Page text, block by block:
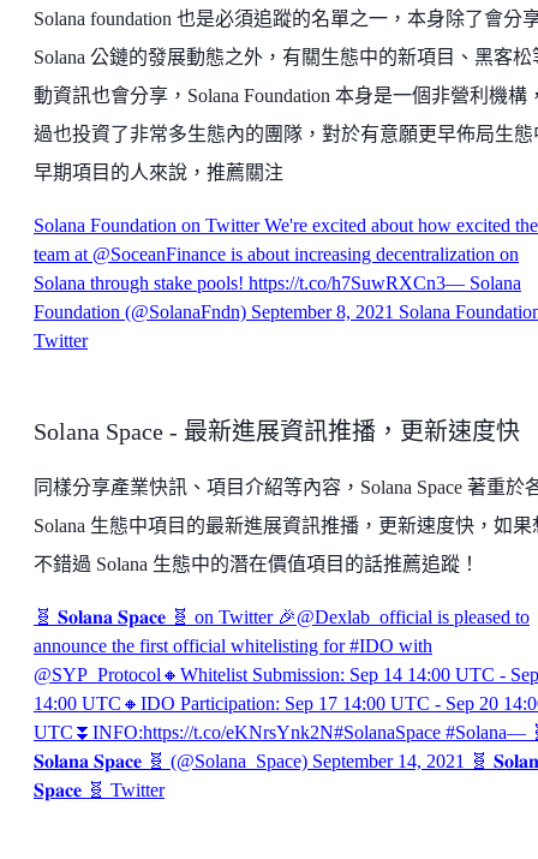
Solana foundation 也是必須追蹤的名單之一，本身除了會分
Solana 公鏈的發展動態之外，有關生態中的新項目、黑客松
動資訊也會分享，Solana Foundation 本身是一個非營利機構
過也投資了非常多生態內的團隊，對於有意願更早佈局生態
早期項目的人來說，推薦關注
Solana Foundation on Twitter We're excited about how excited the
team at @SoceanFinance is about increasing decentralization on
Solana through stake pools! https://t.co/h7SuwRXCn3— Solana
Foundation (@SolanaFndn) September 8, 2021 Solana
Twitter
Solana Space - 最新進展資訊推播，更新速度快
同樣分享產業快訊、項目介紹等內容，Solana Space 著重於
Solana 生態中項目的最新進展資訊推播，更新速度快，如果
不錯過 Solana 生態中的潛在價值項目的話推薦追蹤！
🧬 𝐒𝐨𝐥𝐚𝐧𝐚 𝐒𝐩𝐚𝐜𝐞 🧬 on Twitter 🎉@Dexlab_official is pleased to
announce the first official whitelisting for #IDO with
@SYP_Protocol🔸Whitelist Submission: Sep 14 14:00 UTC -
14:00 UTC🔸IDO Participation: Sep 17 14:00 UTC - Sep 20
UTC⏬INFO:https://t.co/eKNrsYnk2N#SolanaSpace #Solana—
𝐒𝐨𝐥𝐚𝐧𝐚 𝐒𝐩𝐚𝐜𝐞 🧬 (@Solana_Space) September 14, 2021
🧬
𝐒𝐩𝐚𝐜𝐞 🧬 Twitter